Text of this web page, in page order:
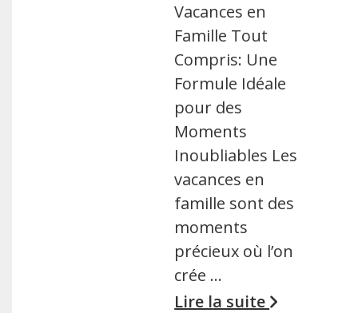
Vacances en
Famille Tout
Compris: Une
Formule Idéale
pour des
Moments
Inoubliables Les
vacances en
famille sont des
moments
précieux où l’on
crée …
Lire la suite